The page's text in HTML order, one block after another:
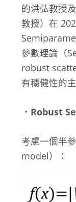
的洪弘教授
教授）在
參數理論（
robust
有穩健性的
．Robust
考慮一個半
model）：